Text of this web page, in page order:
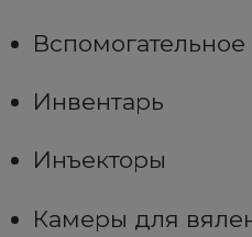
Инвентарь
Инъекторы
Камеры для